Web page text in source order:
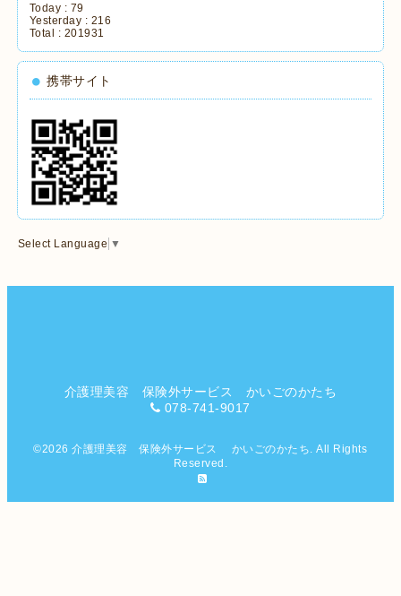
Today : 79
Yesterday : 216
Total : 201931
携帯サイト
Select Language ▼
介護理美容 保険外サービス かいごのかたち
078-741-9017
©2026介護理美容 保険外サービス かいごのかたち . All Rights
Reserved.